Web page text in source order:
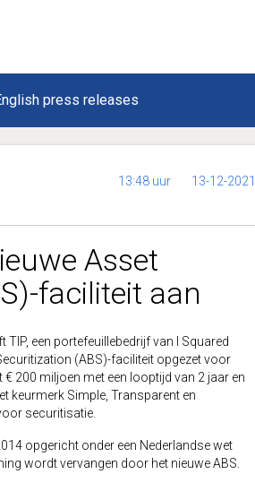
press releases
13:48 uur 13-12-2021
Asset
faciliteit aan
TIP, een portefeuillebedrijf van I Squared
(ABS)-faciliteit opgezet voor
200 miljoen met een looptijd van 2 jaar en
keurmerk Simple, Transparent en
securitisatie.
opgericht onder een Nederlandse wet
wordt vervangen door het nieuwe ABS.